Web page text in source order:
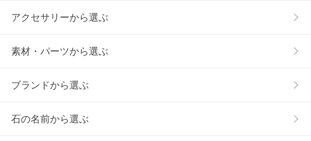
アクセサリーから選ぶ
素材・パーツから選ぶ
ブランドから選ぶ
石の名前から選ぶ